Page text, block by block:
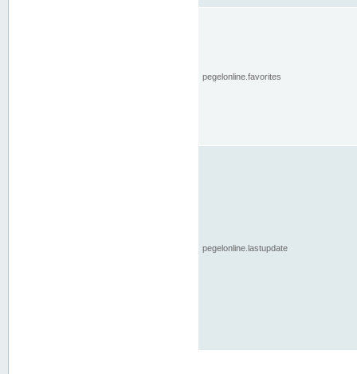
pegelonline.favorites
pegelonline.lastupdate